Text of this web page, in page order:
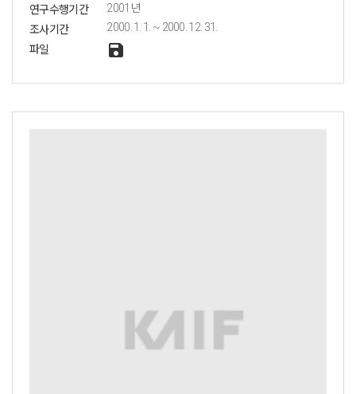
연구수행기간
2001년
조사기간
2000. 1. 1. ~ 2000. 12. 31.
파일
save